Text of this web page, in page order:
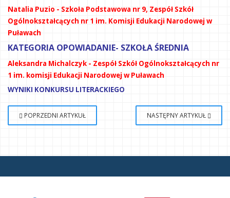
Natalia Puzio - Szkoła Podstawowa nr 9, Zespół Szkół
Ogólnokształcących nr 1 im. Komisji Edukacji Narodowej w
Puławach
KATEGORIA OPOWIADANIE- SZKOŁA ŚREDNIA
Aleksandra Michalczyk - Zespół Szkół Ogólnokształcących nr
1 im. komisji Edukacji Narodowej w Puławach
WYNIKI KONKURSU LITERACKIEGO
POPRZEDNI ARTYKUŁ NASTĘPNY ARTYKUŁ